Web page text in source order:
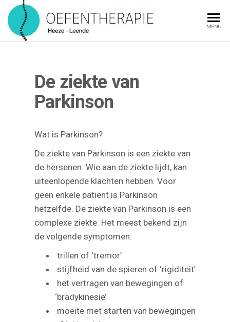
MENU
De ziekte van
Parkinson
Wat is Parkinson?
De ziekte van Parkinson is een ziekte van
de hersenen. Wie aan de ziekte lijdt, kan
uiteenlopende klachten hebben. Voor
geen enkele patiënt is Parkinson
hetzelfde. De ziekte van Parkinson is een
complexe ziekte. Het meest bekend zijn
de volgende symptomen:
trillen of ‘tremor’
stijfheid van de spieren of ‘rigiditeit’
het vertragen van bewegingen of
‘bradykinesie’
moeite met starten van bewegingen